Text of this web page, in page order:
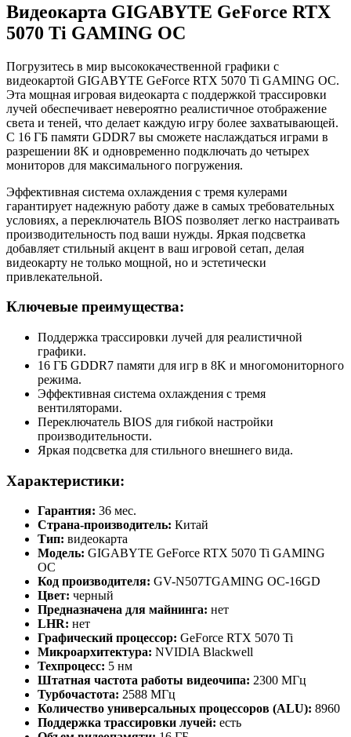
Видеокарта GIGABYTE GeForce RTX
5070 Ti GAMING OC
Погрузитесь в мир высококачественной графики с
видеокартой GIGABYTE GeForce RTX 5070 Ti GAMING OC.
Эта мощная игровая видеокарта с поддержкой трассировки
лучей обеспечивает невероятно реалистичное отображение
света и теней, что делает каждую игру более захватывающей.
С 16 ГБ памяти GDDR7 вы сможете наслаждаться играми в
разрешении 8K и одновременно подключать до четырех
мониторов для максимального погружения.
Эффективная система охлаждения с тремя кулерами
гарантирует надежную работу даже в самых требовательных
условиях, а переключатель BIOS позволяет легко настраивать
производительность под ваши нужды. Яркая подсветка
добавляет стильный акцент в ваш игровой сетап, делая
видеокарту не только мощной, но и эстетически
привлекательной.
Ключевые преимущества:
Поддержка трассировки лучей для реалистичной
графики.
16 ГБ GDDR7 памяти для игр в 8K и многомониторного
режима.
Эффективная система охлаждения с тремя
вентиляторами.
Переключатель BIOS для гибкой настройки
производительности.
Яркая подсветка для стильного внешнего вида.
Характеристики:
Гарантия: 36 мес.
Страна-производитель: Китай
Тип: видеокарта
Модель: GIGABYTE GeForce RTX 5070 Ti GAMING
OC
Код производителя: GV-N507TGAMING OC-16GD
Цвет: черный
Предназначена для майнинга: нет
LHR: нет
Графический процессор: GeForce RTX 5070 Ti
Микроархитектура: NVIDIA Blackwell
Техпроцесс: 5 нм
Штатная частота работы видеочипа: 2300 МГц
Турбочастота: 2588 МГц
Количество универсальных процессоров (ALU): 8960
Поддержка трассировки лучей: есть